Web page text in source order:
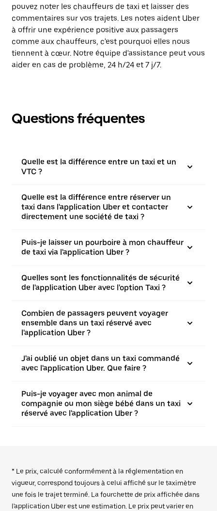
pouvez noter les chauffeurs de taxi et laisser des
commentaires sur vos trajets. Les notes aident Uber
à offrir une expérience positive aux passagers
comme aux chauffeurs, c'est pourquoi elles nous
tiennent à cœur. Notre équipe d'assistance peut vous
aider en cas de problème, 24 h/24 et 7 j/7.
Questions fréquentes
Quelle est la différence entre un taxi et un
VTC ?
Quelle est la différence entre réserver un
taxi dans l'application Uber et contacter
directement une société de taxi ?
Puis-je laisser un pourboire à mon chauffeur
de taxi via l'application Uber ?
Quelles sont les fonctionnalités de sécurité
de l'application Uber avec l'option Taxi ?
Combien de passagers peuvent voyager
ensemble dans un taxi réservé avec
l'application Uber ?
J'ai oublié un objet dans un taxi commandé
avec l'application Uber. Que faire ?
Puis-je voyager avec mon animal de
compagnie ou mon siège bébé dans un taxi
réservé avec l'application Uber ?
* Le prix, calculé conformément à la réglementation en
vigueur, correspond toujours à celui affiché sur le taximètre
une fois le trajet terminé. La fourchette de prix affichée dans
l'application Uber est une estimation. Le prix peut varier en